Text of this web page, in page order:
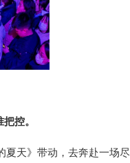
控。
夏天》带动，去奔赴一场尽